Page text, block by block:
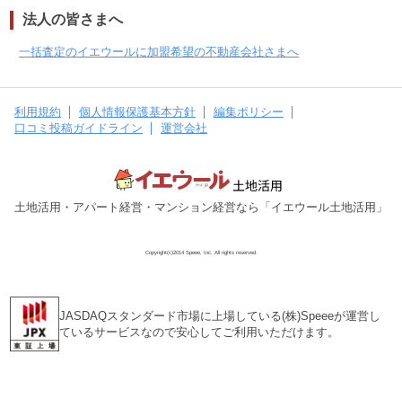
法人の皆さまへ
一括査定のイエウールに加盟希望の不動産会社さまへ
土地活用・アパート経営・マンション経営なら「イエウール土地活用」
利用規約 個人情報保護基本方針
編集ポリシー
口コミ投稿ガイドライン
運営会社
Copyright(c)2014 Speee, Inc. All rights reserved.
JASDAQスタンダード市場に上場している(株)Speeeが運営し
ているサービスなので安心してご利用いただけます。